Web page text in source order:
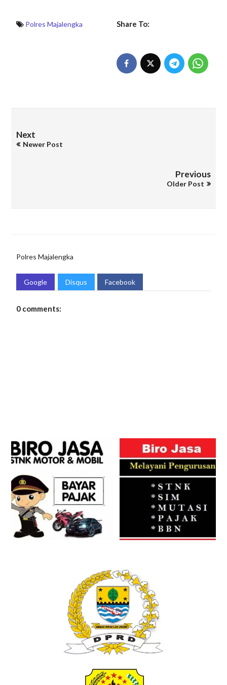
Polres Majalengka Share To:
Next
Newer Post
Previous
Older Post
Polres Majalengka
Google Disqus Facebook
0 comments: